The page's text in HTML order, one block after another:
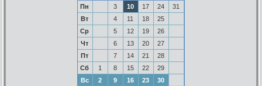
Пн 3 10 17 24
31
Вт
4 11 18
25
Ср
5 12 19
26
Чт
6 13 20
27
Пт
7 14 21
28
Сб
1 8 15 22
29
Вс
2 9 16 23 30